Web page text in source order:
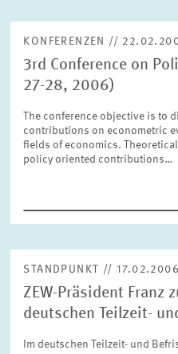
Text
Bereiche
KONFERENZEN //
3rd Conference on
27-28, 2006)
The conference objective is to
contributions on econometric
fields of economics.
policy oriented contributions…
STANDPUNKT // 17.02.2006
ZEW-Präsident Franz
deutschen Teilzeit-
Im deutschen Teilzeit- und